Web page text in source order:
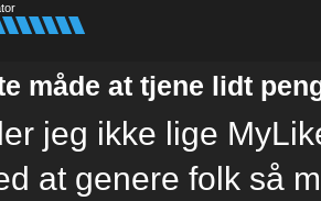
måde at tjene lidt
jeg ikke lige
at genere folk så